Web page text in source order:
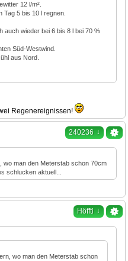
12 l/m².
Tag 5 bis 10 l regnen.
auch wieder bei 6 bis 8 l bei 70 %
Süd-Westwind.
aus Nord.
Regenereignissen!
240236 ↓
wo man den Meterstab schon 70cm
schlucken aktuell...
Höffti ↓
wo man den Meterstab schon